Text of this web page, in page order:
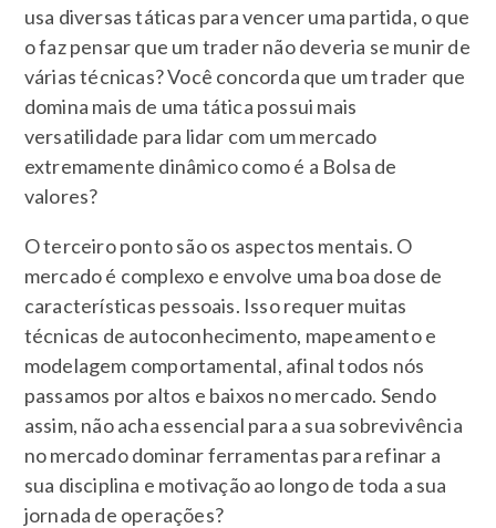
usa diversas táticas para vencer uma partida, o que
o faz pensar que um trader não deveria se munir de
várias técnicas? Você concorda que um trader que
domina mais de uma tática possui mais
versatilidade para lidar com um mercado
extremamente dinâmico como é a Bolsa de
valores?
O terceiro ponto são os aspectos mentais. O
mercado é complexo e envolve uma boa dose de
características pessoais. Isso requer muitas
técnicas de autoconhecimento, mapeamento e
modelagem comportamental, afinal todos nós
passamos por altos e baixos no mercado. Sendo
assim, não acha essencial para a sua sobrevivência
no mercado dominar ferramentas para refinar a
sua disciplina e motivação ao longo de toda a sua
jornada de operações?